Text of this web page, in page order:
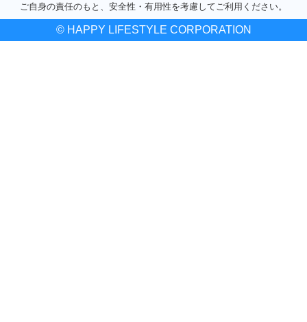
ご自身の責任のもと、安全性・有用性を考慮してご利用ください。
© HAPPY LIFESTYLE CORPORATION